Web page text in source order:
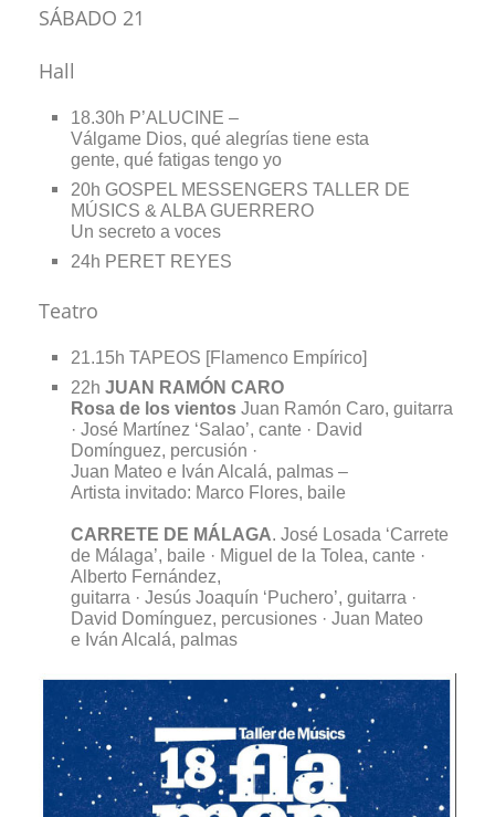
SÁBADO 21
Hall
18.30h P’ALUCINE –
Válgame Dios, qué alegrías tiene esta
gente, qué fatigas tengo yo
20h GOSPEL MESSENGERS TALLER DE
MÚSICS & ALBA GUERRERO
Un secreto a voces
24h PERET REYES
Teatro
21.15h TAPEOS [Flamenco Empírico]
22hJUAN RAMÓN CARO
Rosa de los vientosJuan Ramón Caro, guitarra
· José Martínez ‘Salao’, cante · David
Domínguez, percusión ·
Juan Mateo e Iván Alcalá, palmas –
Artista invitado: Marco Flores, baile
CARRETE DE MÁLAGA.José Losada ‘Carrete
de Málaga’, baile · Miguel de la Tolea, cante ·
Alberto Fernández,
guitarra · Jesús Joaquín ‘Puchero’, guitarra ·
David Domínguez, percusiones · Juan Mateo
e Iván Alcalá, palmas